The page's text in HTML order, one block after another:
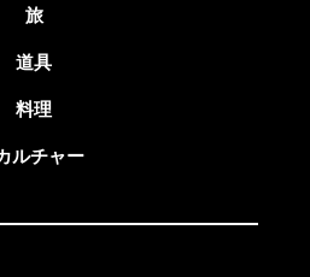
旅
道具
料理
ルチャー